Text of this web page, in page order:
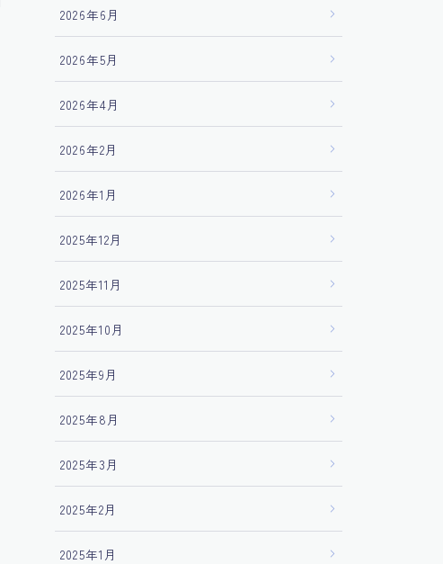
2026年6月
2026年5月
2026年4月
2026年2月
2026年1月
2025年12月
2025年11月
2025年10月
2025年9月
2025年8月
2025年3月
2025年2月
2025年1月